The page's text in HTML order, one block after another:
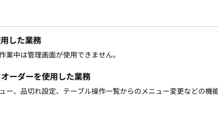
した業務
業中は管理画面が使用できません。
ーダーを使用した業務
ー、品切れ設定、テーブル操作一覧からのメニュー変更などの機